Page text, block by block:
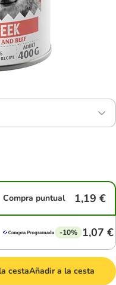
Compra puntual 1,19 €
-10% 1,07 €
cestaAñadir a la cesta